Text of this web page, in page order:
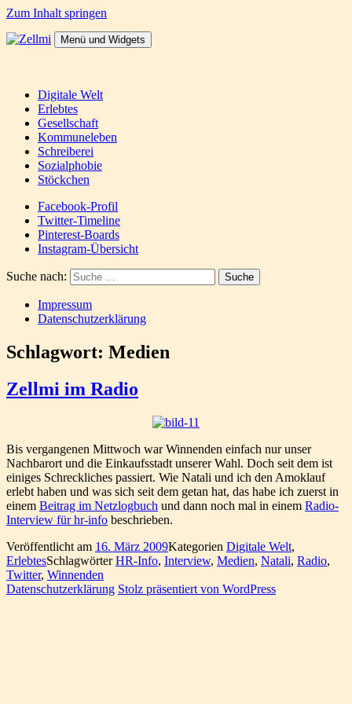
Zum Inhalt springen
Menü und Widgets
Digitale Welt
Erlebtes
Gesellschaft
Kommuneleben
Schreiberei
Sozialphobie
Stöckchen
Facebook-Profil
Twitter-Timeline
Pinterest-Boards
Instagram-Übersicht
Suche nach:
Impressum
Datenschutzerklärung
Schlagwort: Medien
Zellmi im Radio
Bis vergangenen Mittwoch war Winnenden einfach nur unser
Nachbarort und die Einkaufsstadt unserer Wahl. Doch seit dem ist
einiges Schreckliches passiert. Wie Natali und ich den Amoklauf
erlebt haben und was sich seit dem getan hat, das habe ich zuerst in
einem Beitrag im Netzlogbuch und dann noch mal in einem Radio-
Interview für hr-info beschrieben.
Veröffentlicht am 16. März 2009Kategorien Digitale Welt,
ErlebtesSchlagwörterHR-Info, Interview, Medien, Natali, Radio,
Twitter, Winnenden
Datenschutzerklärung Stolz präsentiert von WordPress